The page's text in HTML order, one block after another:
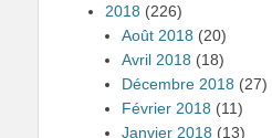
2018 (226)
Août 2018 (20)
Avril 2018 (18)
Décembre 2018 (27)
Février 2018 (11)
Janvier 2018 (13)